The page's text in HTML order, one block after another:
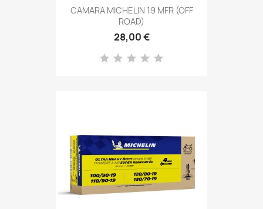
CAMARA MICHELIN 19 MFR (OFF
ROAD)
28,00 €